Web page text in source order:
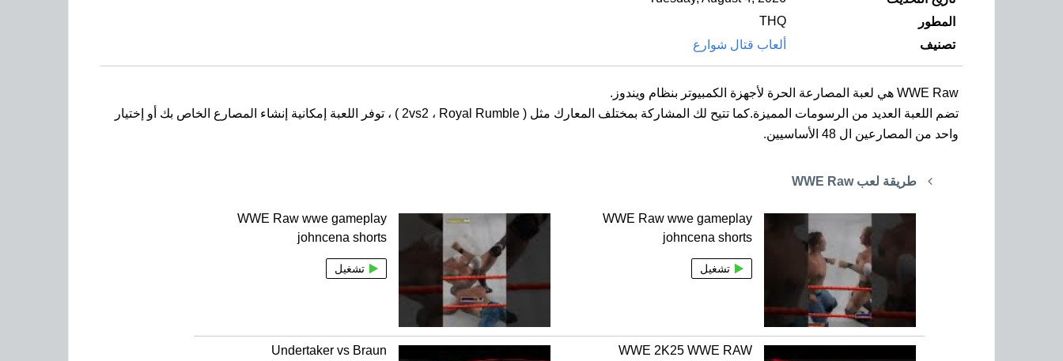
المطور
THQ
تصنيف
ألعاب قتال شوارع
WWE Raw هي لعبة المصارعة الحرة لأجهزة الكمبيوتر بنظام ويندوز.
تضم اللعبة العديد من الرسومات المميزة.كما تتيح لك المشاركة بمختلف المعارك مثل ( 2vs2 ، Royal Rumble ) ، توفر اللعبة إمكانية إنشاء المصارع الخاص بك أو إختيار
واحد من المصارعين ال 48 الأساسيين.
طريقة لعب WWE Raw
WWE Raw wwe gameplay
johncena shorts
تشغيل
WWE Raw wwe gameplay
johncena shorts
تشغيل
WWE 2K25 WWE RAW
Undertaker vs Braun